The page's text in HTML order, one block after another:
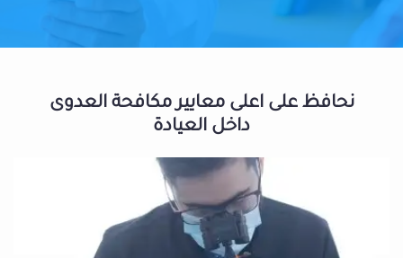
نحافظ على اعلى معايير مكافحة العدوى
داخل العيادة